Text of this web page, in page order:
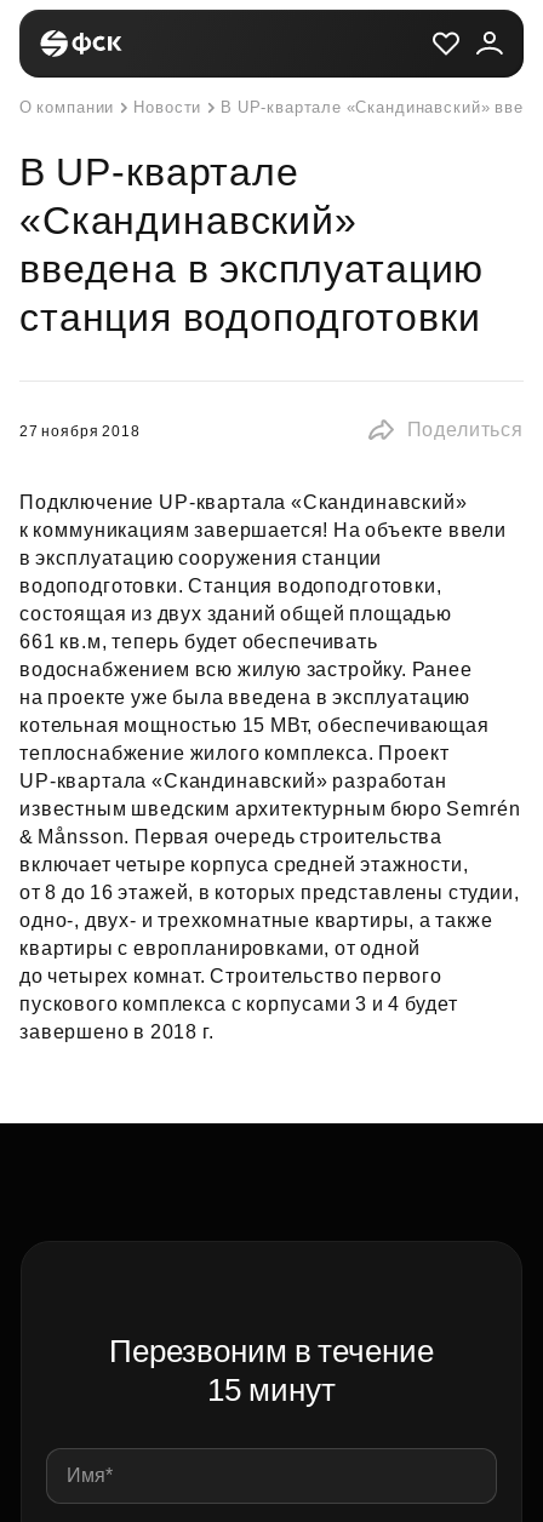
О компании Новости В UP-квартале «Скандинавский»
В UP-квартале
«Скандинавский»
введена в эксплуатацию
станция водоподготовки
27 ноября 2018 Поделиться
Подключение UP‑квартала «Скандинавский»
к коммуникациям завершается! На объекте ввели
в эксплуатацию сооружения станции
водоподготовки. Станция водоподготовки,
состоящая из двух зданий общей площадью
661 кв.м, теперь будет обеспечивать
водоснабжением всю жилую застройку. Ранее
на проекте уже была введена в эксплуатацию
котельная мощностью 15 МВт, обеспечивающая
теплоснабжение жилого комплекса. Проект
UP‑квартала «Скандинавский» разработан
известным шведским архитектурным бюро Semrén
& Månsson. Первая очередь строительства
включает четыре корпуса средней этажности,
от 8 до 16 этажей, в которых представлены студии,
одно-, двух- и трехкомнатные квартиры, а также
квартиры с европланировками, от одной
до четырех комнат. Строительство первого
пускового комплекса с корпусами 3 и 4 будет
завершено в 2018 г.
Перезвоним в течение
15 минут